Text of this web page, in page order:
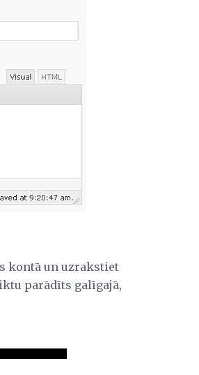
kontā un uzrakstiet
parādīts galīgajā,